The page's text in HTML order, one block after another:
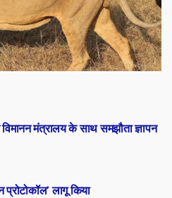
लागू किया
मंत्रालय के साथ समझौता ज्ञापन